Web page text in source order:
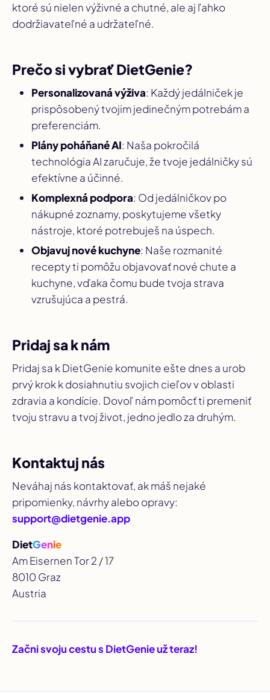
ktoré sú nielen výživné a chutné, ale aj ľahko
dodržiavateľné a udržateľné.
Prečo si vybrať DietGenie?
Personalizovaná výživa: Každý jedálniček je
prispôsobený tvojim jedinečným potrebám a
preferenciám.
Plány poháňané AI: Naša pokročilá
technológia AI zaručuje, že tvoje jedálničky sú
efektívne a účinné.
Komplexná podpora: Od jedálničkov po
nákupné zoznamy, poskytujeme všetky
nástroje, ktoré potrebuješ na úspech.
Objavuj nové kuchyne: Naše rozmanité
recepty ti pomôžu objavovať nové chute a
kuchyne, vďaka čomu bude tvoja strava
vzrušujúca a pestrá.
Pridaj sa k nám
Pridaj sa k DietGenie komunite ešte dnes a urob
prvý krok k dosiahnutiu svojich cieľov v oblasti
zdravia a kondície. Dovoľ nám pomôcť ti premeniť
tvoju stravu a tvoj život, jedno jedlo za druhým.
Kontaktuj nás
Neváhaj nás kontaktovať, ak máš nejaké
pripomienky, návrhy alebo opravy:
support@dietgenie.app
DietGenie
Am Eisernen Tor 2 / 17
8010 Graz
Austria
Začni svoju cestu s DietGenie už teraz!